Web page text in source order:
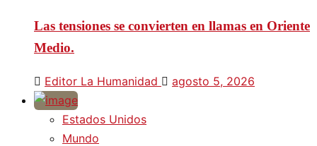
Las tensiones se convierten en llamas en Oriente
Medio.
Editor La Humanidad agosto 5, 2026
Estados Unidos
Mundo